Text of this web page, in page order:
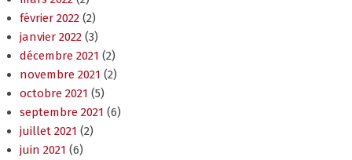
février 2022 (2)
janvier 2022 (3)
décembre 2021 (2)
novembre 2021 (2)
octobre 2021 (5)
septembre 2021 (6)
juillet 2021 (2)
juin 2021 (6)